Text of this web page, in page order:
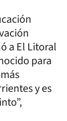
a El Litoral
para
y es